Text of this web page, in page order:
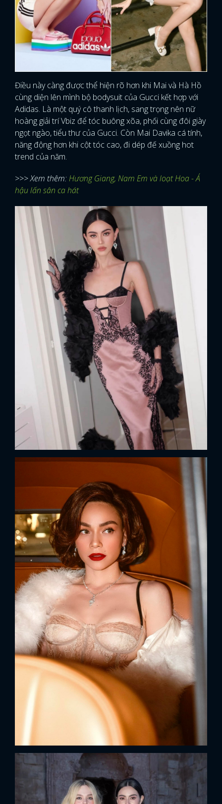
Điều này càng được thể hiện rõ hơn khi Mai và Hà Hồ
cùng diện lên mình bộ bodysuit của Gucci kết hợp với
Adidas. Là một quý cô thanh lịch, sang trọng nên nữ
hoàng giải trí Vbiz để tóc buông xõa, phối cùng đôi giày
ngọt ngào, tiểu thư của Gucci. Còn Mai Davika cá tính,
năng động hơn khi cột tóc cao, đi dép đế xuồng hot
trend của năm.
>>> Xem thêm:Hương Giang, Nam Em và loạt Hoa - Á
hậu lấn sân ca hát